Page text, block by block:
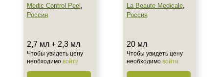
Показать еще
Аргирелин
Коэнзим
Масло Жожоба
Medic Control Peel ,
Россия
2,7 мл + 2,3 мл
Чтобы увидеть цену
необходимо войти
La Beaute Medicale,
Россия
20 мл
Чтобы увидеть цену
необходимо войти